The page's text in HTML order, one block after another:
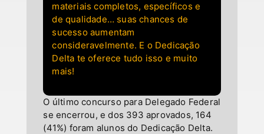
materiais completos, específicos e
de qualidade… suas chances de
sucesso aumentam
consideravelmente. E o Dedicação
Delta te oferece tudo isso e muito
mais!
O último concurso para Delegado Federal
se encerrou, e dos 393 aprovados, 164
(41%) foram alunos do Dedicação Delta.